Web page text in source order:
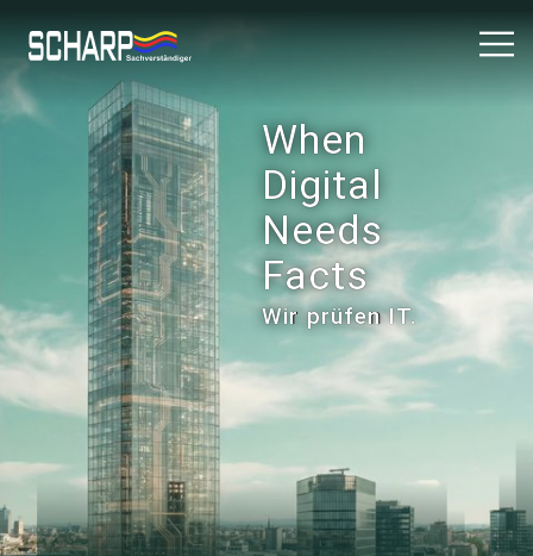
When
Digital
Needs
Facts
Wir prüfen IT.